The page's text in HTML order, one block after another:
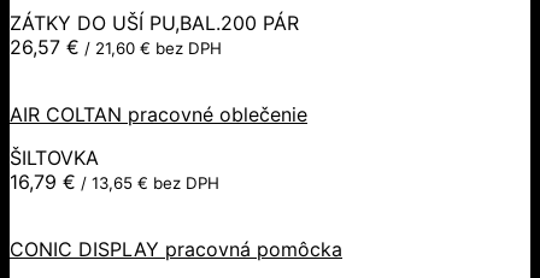
ZÁTKY DO UŠÍ PU,BAL.200 PÁR
26,57 € / 21,60 € bez DPH
AIR COLTAN pracovné oblečenie
ŠILTOVKA
16,79 € / 13,65 € bez DPH
CONIC DISPLAY pracovná pomôcka